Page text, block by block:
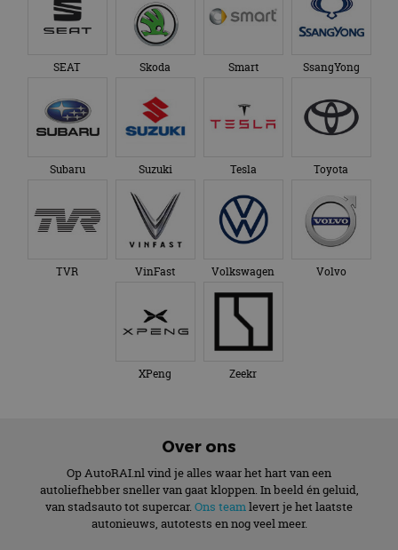
SEAT Skoda Smart SsangYong
Subaru Suzuki Tesla Toyota
TVR VinFast Volkswagen Volvo
XPeng Zeekr
Over ons
Op AutoRAI.nl vind je alles waar het hart van een
autoliefhebber sneller van gaat kloppen. In beeld én geluid,
van stadsauto tot supercar. Ons teamlevert je het laatste
autonieuws, autotests en nog veel meer.